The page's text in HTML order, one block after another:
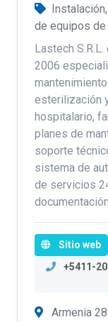
de equipos
Lastech
2006
esterilización
hospitalario,
planes de
soporte
sistema de
de servicios
Sitio web
+5411-
Armenia